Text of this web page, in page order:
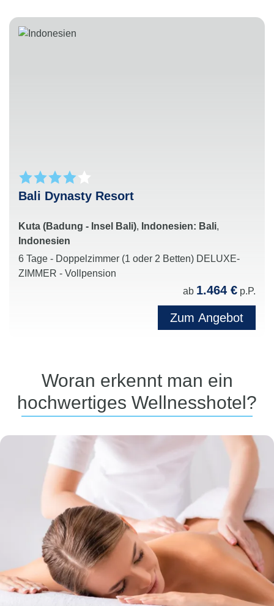
Bali Dynasty Resort
Kuta (Badung - Insel Bali), Indonesien: Bali,
Indonesien
6 Tage - Doppelzimmer (1 oder 2 Betten) DELUXE-
ZIMMER - Vollpension
ab 1.464 € p.P.
Zum Angebot
Woran erkennt man ein
hochwertiges Wellnesshotel?